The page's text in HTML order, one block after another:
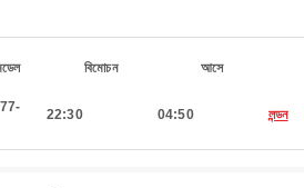
বিমোচন আসে
22:30 04:50 লন্ডন